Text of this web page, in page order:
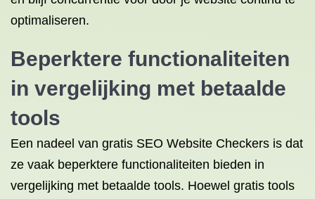
optimaliseren.
Beperktere functionaliteiten
in vergelijking met betaalde
tools
Een nadeel van gratis SEO Website Checkers is dat
ze vaak beperktere functionaliteiten bieden in
vergelijking met betaalde tools. Hoewel gratis tools